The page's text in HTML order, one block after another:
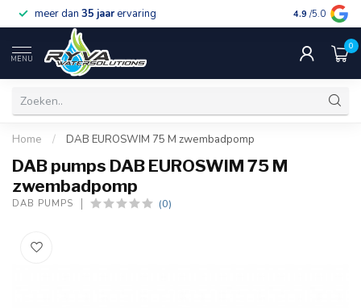
meer dan 35 jaarervaring gratis
4.9 /5.0
MENU
0
Home / DAB EUROSWIM 75 M zwembadpomp
DAB pumps DAB EUROSWIM 75 M
zwembadpomp
DAB PUMPS (0)